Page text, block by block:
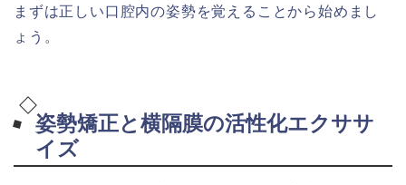
まずは正しい口腔内の姿勢を覚えることから始めまし
ょう。
姿勢矯正と横隔膜の活性化エクササ
イズ